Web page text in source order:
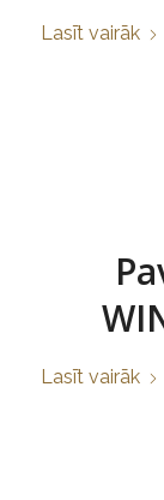
Lasīt vairāk
Lasīt vairāk